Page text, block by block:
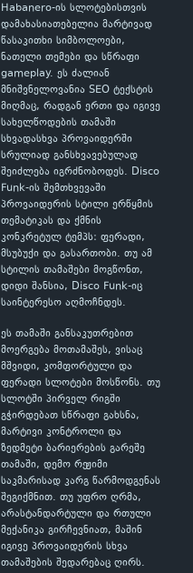
Habanero-ის სლოტებისთვის
დამახასიათებელია მარტივად
წასაკითხი სიმბოლოები,
ნათელი თემები და სწრაფი
gameplay. ეს ძალიან
მნიშვნელოვანია SEO ტექსტის
მიღმაც, რადგან ერთი და იგივე
სახელწოდების თამაში
სხვადასხვა პროვაიდერში
სრულიად განსხვავებულად
შეიძლება იგრძნობოდეს. Disco
Funk-ის შემთხვევაში
პროვაიდერის სტილი ერწყმის
თემატიკას და ქმნის
კონკრეტულ ტემპს: ფერადი,
მსუბუქი და გასართობი. თუ ამ
სტილის თამაშები მოგწონთ,
დიდი შანსია, Disco Funk-იც
საინტერესო აღმოჩნდეს.
ეს თამაში განსაკუთრებით
მოერგება მოთამაშეს, ვისაც
მშვიდი, კომფორტული და
ფერადი სლოტები მოსწონს. თუ
სლოტში პირველ რიგში
გჭირდებათ სწრაფი გახსნა,
მარტივი კონტროლი და
ზედმეტი ბარიერების გარეშე
თამაში, დემო რეჟიმი
საკმარისად კარგ წარმოდგენას
შეგიქმნით. თუ უფრო ღრმა,
არასტანდარტული და რთული
მექანიკა გირჩევნიათ, მაშინ
იგივე პროვაიდერის სხვა
თამაშების შედარებაც ღირს.